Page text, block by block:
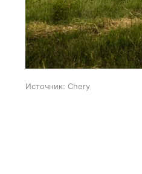
Источник: Chery